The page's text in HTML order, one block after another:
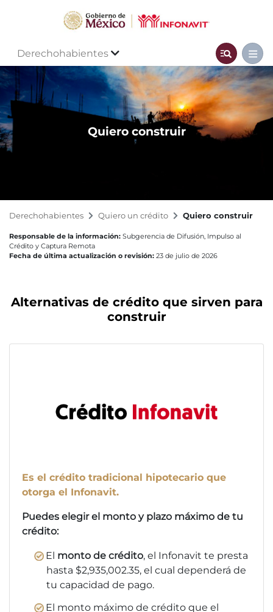
Derechohabientes
Quiero construir
Derechohabientes Quiero un crédito Quiero construir
Responsable de la información: Subgerencia de Difusión, Impulso al
Crédito y Captura Remota
Fecha de última actualización o revisión: 23 de julio de 2026
Alternativas de crédito que sirven para
construir
Es el crédito tradicional hipotecario que
otorga el Infonavit.
Puedes elegir el monto y plazo máximo de tu
crédito:
El monto de crédito, el Infonavit te presta
hasta $2,935,002.35, el cual dependerá de
tu capacidad de pago.
El monto máximo de crédito que el